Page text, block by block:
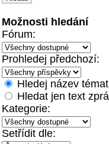
Možnosti hledání
Fórum:
Prohledej předchozí:
Hledej název
Hledat jen text
Kategorie:
Setřídit dle: